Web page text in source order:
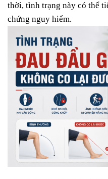
thời, tình trạng này có thể
chứng nguy hiểm.